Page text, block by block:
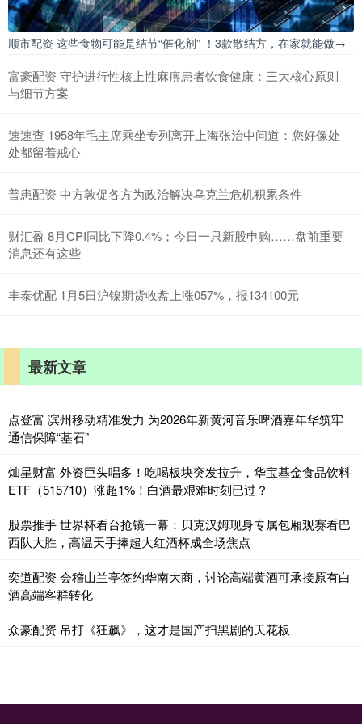
顺市配资 这些食物可能是结节“催化剂” ！3款散结方，在家就能做→
富豪配资 守护进行性核上性麻痹患者饮食健康：三大核心原则
与细节方案
速速查 1958年毛主席乘坐专列离开上海张治中问道：您好像处
处都留着戒心
普患配资 中方敦促各方为政治解决乌克兰危机积累条件
财汇盈 8月CPI同比下降0.4%；今日一只新股申购……盘前重要
消息还有这些
丰泰优配 1月5日沪镍期货收盘上涨057%，报134100元
最新文章
点登富 滨州移动精准发力 为2026年新黄河音乐啤酒嘉年华筑牢
通信保障“基石”
灿星财富 外资巨头唱多！吃喝板块突发拉升，华宝基金食品饮料
ETF（515710）涨超1%！白酒最艰难时刻已过？
股票推手 世界杯看台抢镜一幕：贝克汉姆现身专属包厢观赛看巴
西队大胜，高温天手捧超大红酒杯成全场焦点
奕道配资 会稽山兰亭签约华南大商，讨论高端黄酒可承接原有白
酒高端客群转化
众豪配资 吊打《狂飙》，这才是国产扫黑剧的天花板